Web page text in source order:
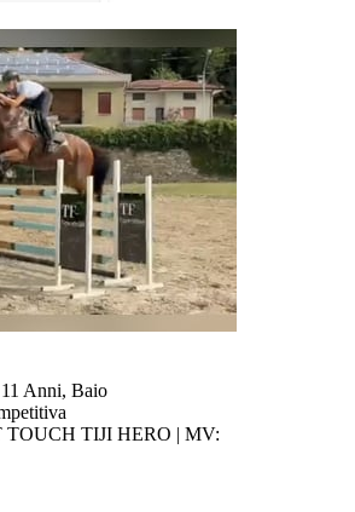
Anni, Baio
TOUCH TIJI HERO | MV: